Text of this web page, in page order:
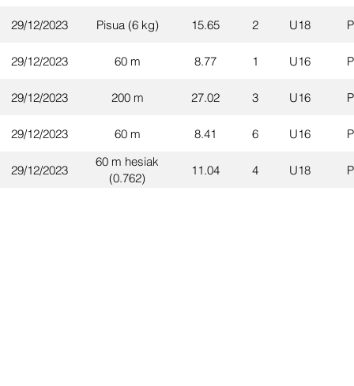
29/12/2023 Pisua (6 kg) 15.65 2 U18
29/12/2023 60 m 8.77 1 U16
29/12/2023 200 m 27.02 3 U16
29/12/2023 60 m 8.41 6 U16
29/12/2023
60 m hesiak
(0.762)
11.04 4 U18